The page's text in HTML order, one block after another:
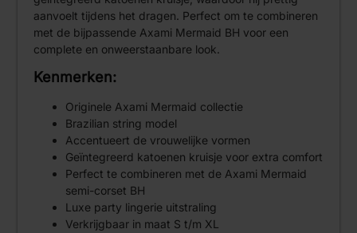
aanvoelt tijdens het dragen. Perfect om te combineren
met de bijpassende Axami Mermaid BH voor een
complete en onweerstaanbare look.
Kenmerken:
Originele Axami Mermaid collectie
Brazilian string model
Accentueert de vrouwelijke vormen
Geïntegreerd katoenen kruisje voor extra comfort
Perfect te combineren met de Axami Mermaid
semi-corset BH
Luxe party lingerie uitstraling
Verkrijgbaar in maat S t/m XL